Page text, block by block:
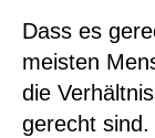
Dass es
meisten
die
gerecht